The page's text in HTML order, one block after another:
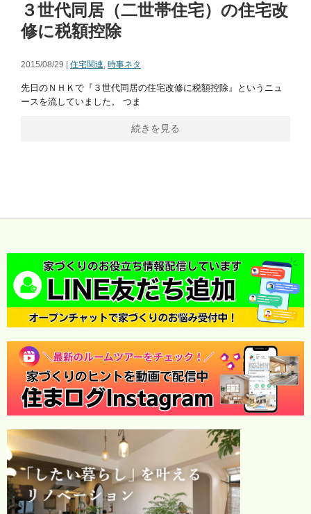
３世代同居（二世帯住宅）の住宅改
修に税額控除
2015/08/29 | 住宅関連, 時事ネタ
先日のＮＨＫで『３世代同居の住宅改修に税額控除』というニュ
ースを流していました。 つま
続きを見る